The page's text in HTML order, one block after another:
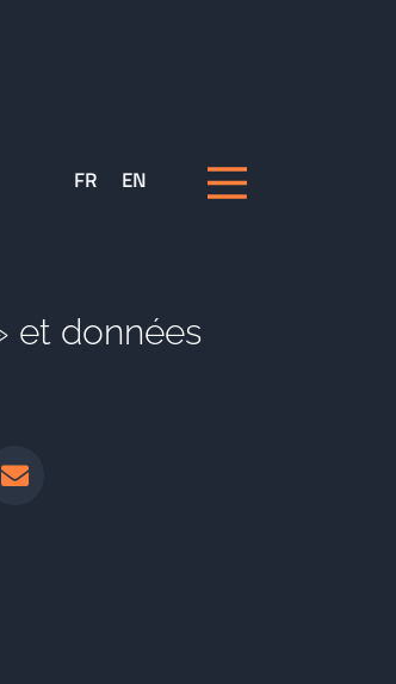
FR EN
et données